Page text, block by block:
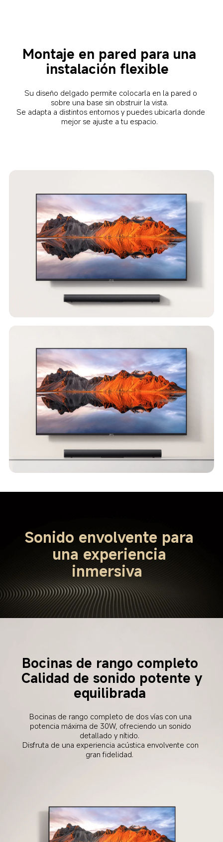
Montaje en pared para una
instalación flexible
Su diseño delgado permite colocarla en la pared o
sobre una base sin obstruir la vista.
Se adapta a distintos entornos y puedes ubicarla donde
mejor se ajuste a tu espacio.
Sonido envolvente para
una experiencia
inmersiva
Bocinas de rango completo
Calidad de sonido potente y
equilibrada
Bocinas de rango completo de dos vías con una
potencia máxima de 30W, ofreciendo un sonido
detallado y nítido.
Disfruta de una experiencia acústica envolvente con
gran fidelidad.